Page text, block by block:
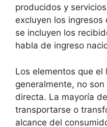
producidos y
excluyen los
se incluyen los
habla de ingreso
Los elementos que
generalmente, no
directa. La mayoría
transportarse o
alcance del